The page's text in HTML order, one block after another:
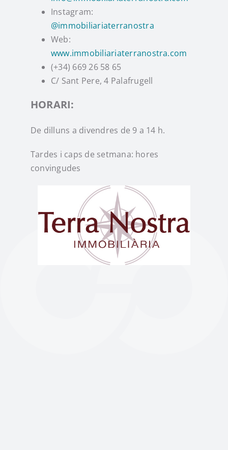
Instagram
Instagram:
@immobiliariaterranostra
Web:
www.immobiliariaterranostra.com
(+34) 669 26 58 65
C/ Sant Pere, 4 Palafrugell
HORARI:
De dilluns a divendres de 9 a 14 h.
Tardes i caps de setmana: hores
convingudes